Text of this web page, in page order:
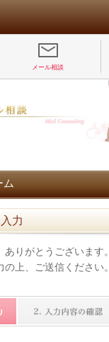
メール相談
ム
力
りがとうございます。
上、ご送信ください。